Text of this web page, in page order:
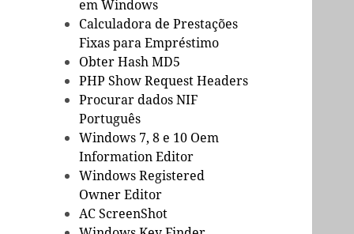
em Windows
Calculadora de Prestações
Fixas para Empréstimo
Obter Hash MD5
PHP Show Request Headers
Procurar dados NIF
Português
Windows 7, 8 e 10 Oem
Information Editor
Windows Registered
Owner Editor
AC ScreenShot